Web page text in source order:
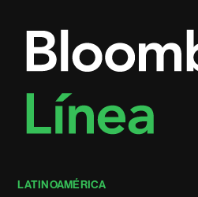
LATINOAMÉRICA